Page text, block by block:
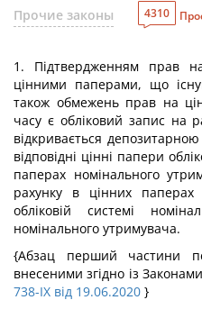
Прочие законы
4310
1. Підтвердженням прав
цінними паперами, що
також обмежень прав на
часу є обліковий запис на
відкривається
відповідні цінні папери
паперах номінального
рахунку в цінних
обліковій системі
номінального утримувача.
{Абзац перший частини
внесеними згідно із Законами
738-IX від 19.06.2020 }